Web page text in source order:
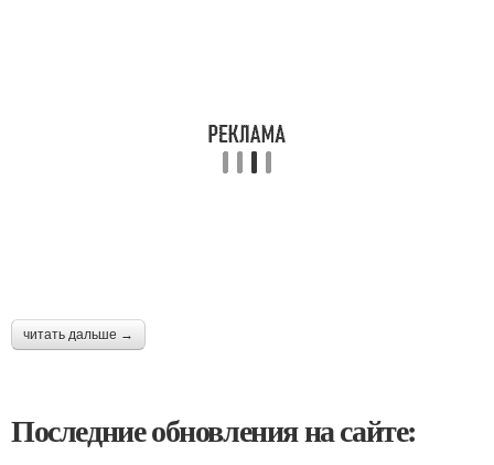
читать дальше →
Последние обновления на сайте: